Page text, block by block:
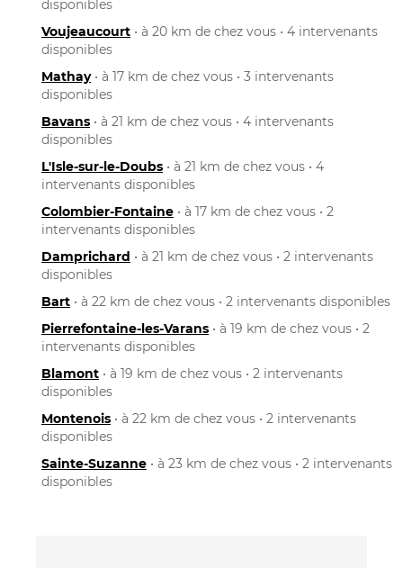
disponibles
Voujeaucourt • à 20 km de chez vous • 4 intervenants
disponibles
Mathay• à 17 km de chez vous • 3 intervenants
disponibles
Bavans • à 21 km de chez vous • 4 intervenants
disponibles
L'Isle-sur-le-Doubs • à 21 km de chez vous • 4
intervenants disponibles
Colombier-Fontaine • à 17 km de chez vous • 2
intervenants disponibles
Damprichard • à 21 km de chez vous • 2 intervenants
disponibles
Bart • à 22 km de chez vous • 2 intervenants disponibles
Pierrefontaine-les-Varans • à 19 km de chez vous • 2
intervenants disponibles
Blamont • à 19 km de chez vous • 2 intervenants
disponibles
Montenois • à 22 km de chez vous • 2 intervenants
disponibles
Sainte-Suzanne • à 23 km de chez vous • 2 intervenants
disponibles